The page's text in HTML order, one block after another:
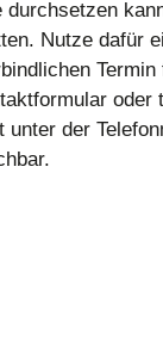
Nutze dafür
Termin
oder
der